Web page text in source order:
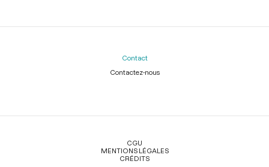
Contact
Contactez-nous
Légal
CGU
MENTIONS LÉGALES
CRÉDITS